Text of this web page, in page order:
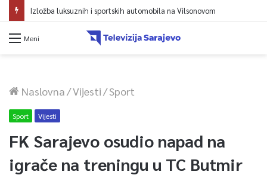
Izložba luksuznih i sportskih automobila na Vilsonovom
Meni
Naslovna/Vijesti/Sport
Sport Vijesti
FK Sarajevo osudio napad na
igrače na treningu u TC Butmir